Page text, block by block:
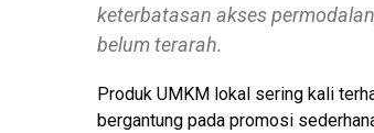
keterbatasan akses
belum terarah.
Produk UMKM lokal sering kali
bergantung pada promosi